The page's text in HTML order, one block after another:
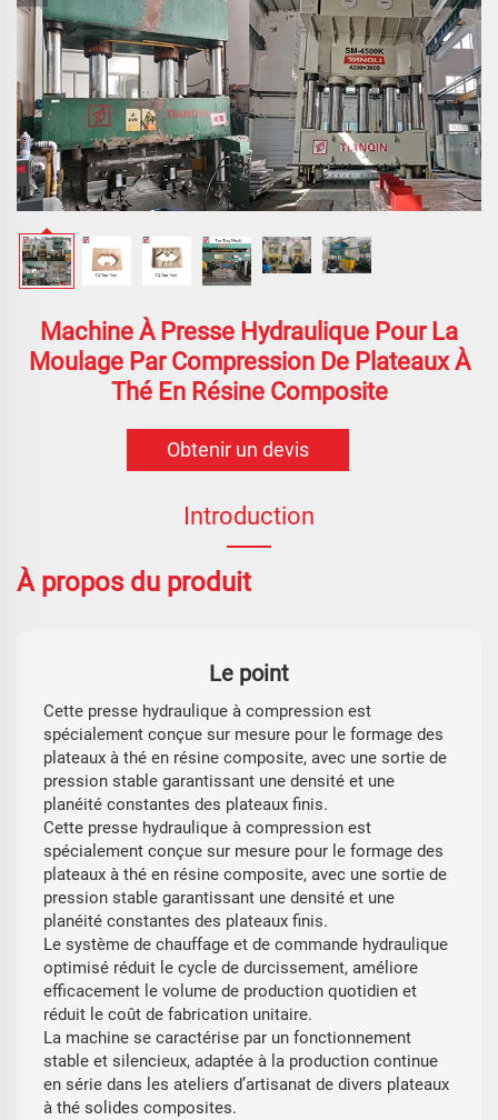
Machine À Presse Hydraulique Pour La
Moulage Par Compression De Plateaux À
Thé En Résine Composite
Obtenir un devis
Introduction
À propos du produit
Le point
Cette presse hydraulique à compression est
spécialement conçue sur mesure pour le formage des
plateaux à thé en résine composite, avec une sortie de
pression stable garantissant une densité et une
planéité constantes des plateaux finis.
Cette presse hydraulique à compression est
spécialement conçue sur mesure pour le formage des
plateaux à thé en résine composite, avec une sortie de
pression stable garantissant une densité et une
planéité constantes des plateaux finis.
Le système de chauffage et de commande hydraulique
optimisé réduit le cycle de durcissement, améliore
efficacement le volume de production quotidien et
réduit le coût de fabrication unitaire.
La machine se caractérise par un fonctionnement
stable et silencieux, adaptée à la production continue
en série dans les ateliers d’artisanat de divers plateaux
à thé solides composites.